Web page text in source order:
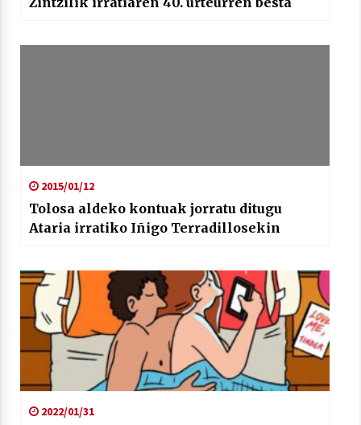
2015/01/12
Tolosa aldeko kontuak jorratu ditugu
Ataria irratiko Iñigo Terradillosekin
2022/01/31